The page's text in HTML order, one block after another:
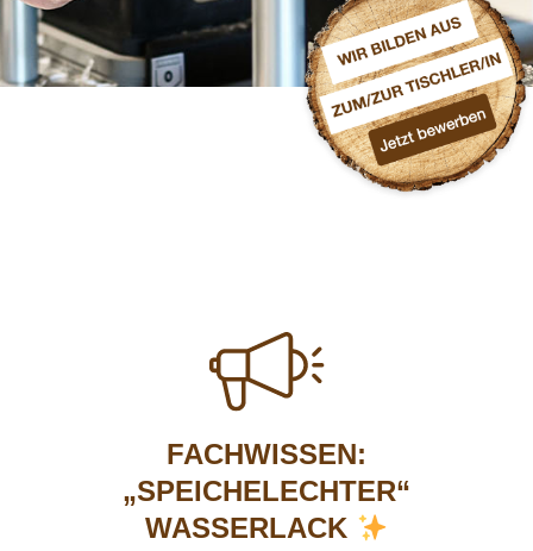
FACHWISSEN:
„SPEICHELECHTER“
WASSERLACK